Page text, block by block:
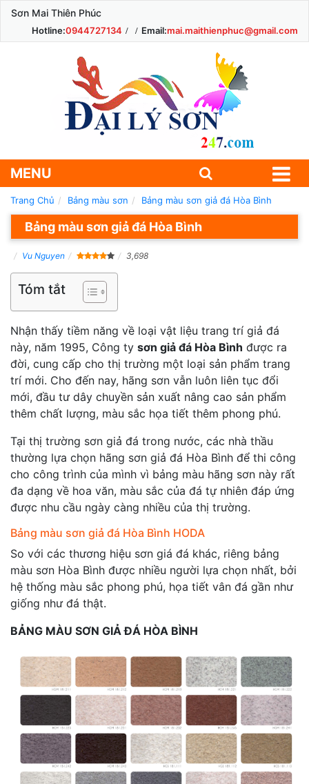
Sơn Mai Thiên Phúc
Hotline:0944727134 Email:mai.maithienphuc@gmail.com
MENU
Trang Chủ Bảng màu sơn Bảng màu sơn giả đá Hòa Bình
Bảng màu sơn giả đá Hòa Bình
Vu Nguyen 3,698
Tóm tắt
Nhận thấy tiềm năng về loại vật liệu trang trí giả đá
này, năm 1995, Công ty sơn giả đá Hòa Bình được ra
đời, cung cấp cho thị trường một loại sản phẩm trang
trí mới. Cho đến nay, hãng sơn vẫn luôn liên tục đổi
mới, đầu tư dây chuyền sản xuất nâng cao sản phẩm
thêm chất lượng, màu sắc họa tiết thêm phong phú.
Tại thị trường sơn giả đá trong nước, các nhà thầu
thường lựa chọn hãng sơn giả đá Hòa Bình để thi công
cho công trình của mình vì bảng màu hãng sơn này rất
đa dạng về hoa văn, màu sắc của đá tự nhiên đáp ứng
được nhu cầu ngày càng nhiều của thị trường.
Bảng màu sơn giả đá Hòa Bình HODA
So với các thương hiệu sơn giá đá khác, riêng bảng
màu sơn Hòa Bình được nhiều người lựa chọn nhất, bởi
hệ thống màu sắc phong phú, họa tiết vân đá gần như
giống như đá thật.
BẢNG MÀU SƠN GIẢ ĐÁ HÒA BÌNH